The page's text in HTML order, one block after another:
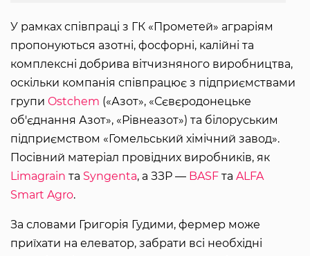
У рамках співпраці з ГК «Прометей» аграріям
пропонуються азотні, фосфорні, калійні та
комплексні добрива вітчизняного виробництва,
оскільки компанія співпрацює з підприємствами
групи Ostchem («Азот», «Сєвєродонецьке
об'єднання Азот», «Рівнеазот») та білоруським
підприємством «Гомельський хімічний завод».
Посівний матеріал провідних виробників, як
Limagrain та Syngenta, а ЗЗР — BASF та ALFA
Smart Agro.
За словами Григорія Гудими, фермер може
приїхати на елеватор, забрати всі необхідні